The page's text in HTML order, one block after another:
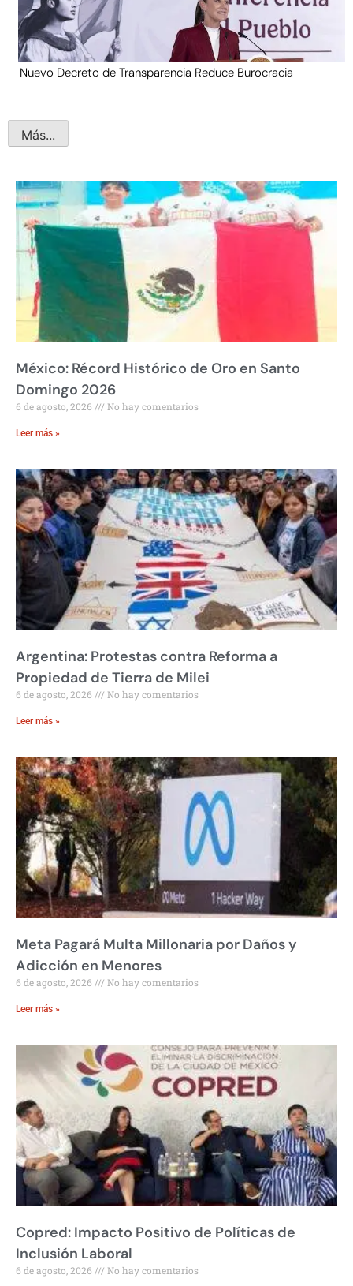
Nuevo Decreto de Transparencia Reduce Burocracia
Más...
México: Récord Histórico de Oro en Santo
Domingo 2026
6 de agosto, 2026 No hay comentarios
Leer más »
Argentina: Protestas contra Reforma a
Propiedad de Tierra de Milei
6 de agosto, 2026 No hay comentarios
Leer más »
Meta Pagará Multa Millonaria por Daños y
Adicción en Menores
6 de agosto, 2026 No hay comentarios
Leer más »
Copred: Impacto Positivo de Políticas de
Inclusión Laboral
6 de agosto, 2026 No hay comentarios